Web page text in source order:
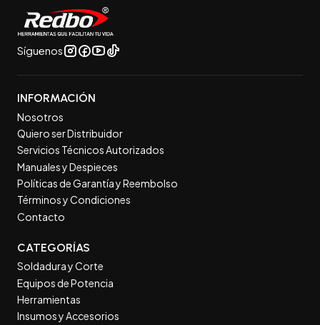
Síguenos
INFORMACIÓN
Nosotros
Quiero ser Distribuidor
Servicios Técnicos Autorizados
Manuales y Despieces
Políticas de Garantía y Reembolso
Términos y Condiciones
Contacto
CATEGORÍAS
Soldadura y Corte
Equipos de Potencia
Herramientas
Insumos y Accesorios